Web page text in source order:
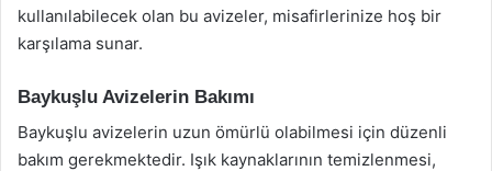
kullanılabilecek olan bu avizeler, misafirlerinize hoş bir
karşılama sunar.
Baykuşlu Avizelerin Bakımı
Baykuşlu avizelerin uzun ömürlü olabilmesi için düzenli
bakım gerekmektedir. Işık kaynaklarının temizlenmesi,